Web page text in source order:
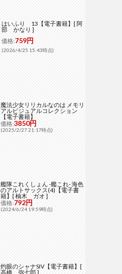
はいふり 13【電子書籍】[ 阿
部 かなり ]
価格:759円
(2026/4/25 15:43時点)
魔法少女リリカルなのは メモリ
アルビジュアルコレクション
【電子書籍】
価格:3850円
(2025/2/27 21:17時点)
艦隊これくしょん -艦これ- 海色
のアルトサックス(4)【電子書
籍】[ 柚木 ガオ ]
価格:792円
(2024/6/24 19:59時点)
灼眼のシャナSIV【電子書籍】[
高橋 弥七郎 ]